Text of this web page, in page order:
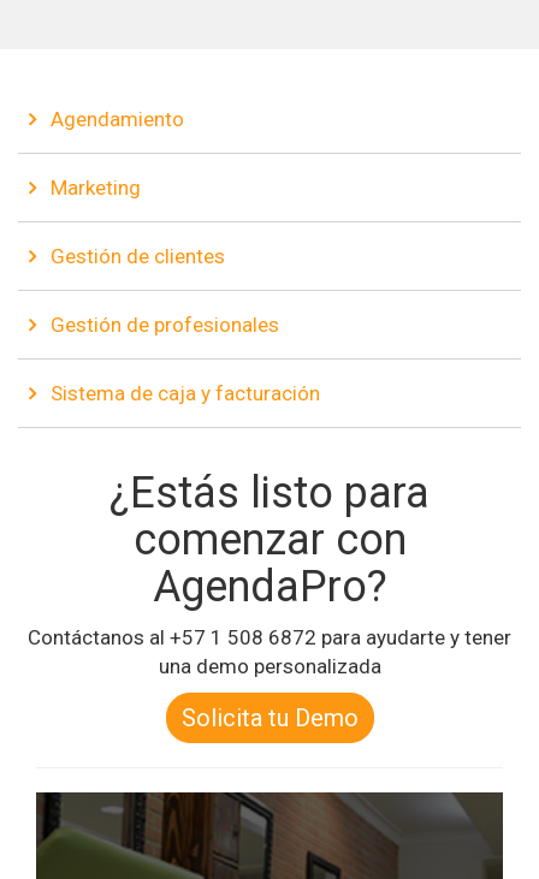
Agendamiento
Marketing
Gestión de clientes
Gestión de profesionales
Sistema de caja y facturación
¿Estás listo para
comenzar con
AgendaPro?
Contáctanos al +57 1 508 6872 para ayudarte y tener
una demo personalizada
Solicita tu Demo